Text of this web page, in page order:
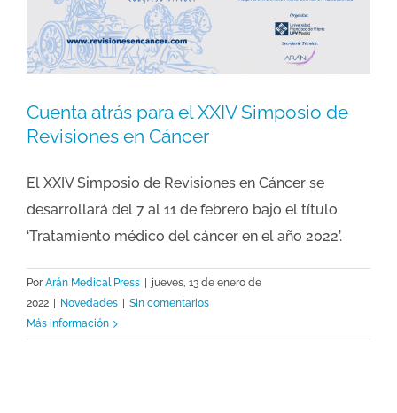
Cuenta atrás para el XXIV Simposio de
Revisiones en Cáncer
El XXIV Simposio de Revisiones en Cáncer se
desarrollará del 7 al 11 de febrero bajo el título
‘Tratamiento médico del cáncer en el año 2022’.
PorArán Medical Press
jueves, 13 de enero de
2022
Novedades
Sin comentarios
Más información